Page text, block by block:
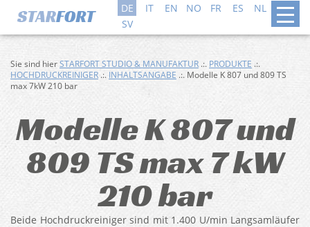
DE IT EN NO FR ES NL
DA
SV
Sie sind hierSTARFORT STUDIO & MANUFAKTUR .:. PRODUKTE .:.
HOCHDRUCKREINIGER .:. INHALTSANGABE .:. Modelle K 807 und 809 TS
max 7kW 210 bar
Modelle K 807 und
809 TS max 7 kW
210 bar
Beide Hochdruckreiniger sind mit 1.400 U/min Langsamläufer